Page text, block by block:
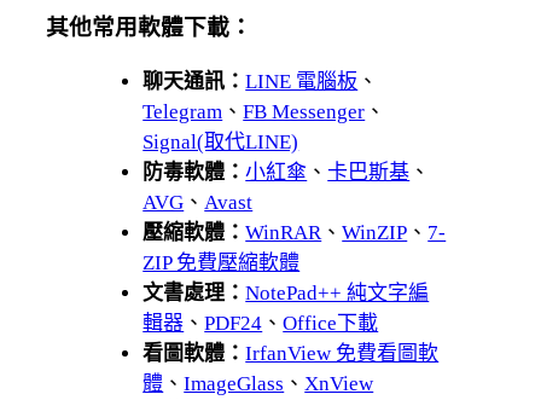
其他常用軟體下載：
聊天通訊：LINE 電腦板 、
Telegram 、FB Messenger 、
Signal(取代LINE)
防毒軟體：小紅傘 、卡巴斯基 、
AVG 、 Avast
壓縮軟體：WinRAR 、WinZIP 、 7-
ZIP 免費壓縮軟體
文書處理：NotePad++ 純文字編
輯器 、PDF24 、Office下載
看圖軟體：IrfanView 免費看圖軟
體 、ImageGlass 、 XnView